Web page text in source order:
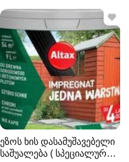
ეზოს ხის დასამუშავებელი
საშუალება ( სპეციალურად